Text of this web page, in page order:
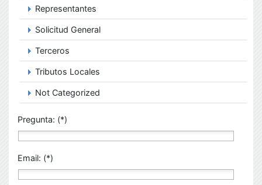
Representantes
Solicitud General
Terceros
Tributos Locales
Not Categorized
Pregunta: (*)
Email: (*)